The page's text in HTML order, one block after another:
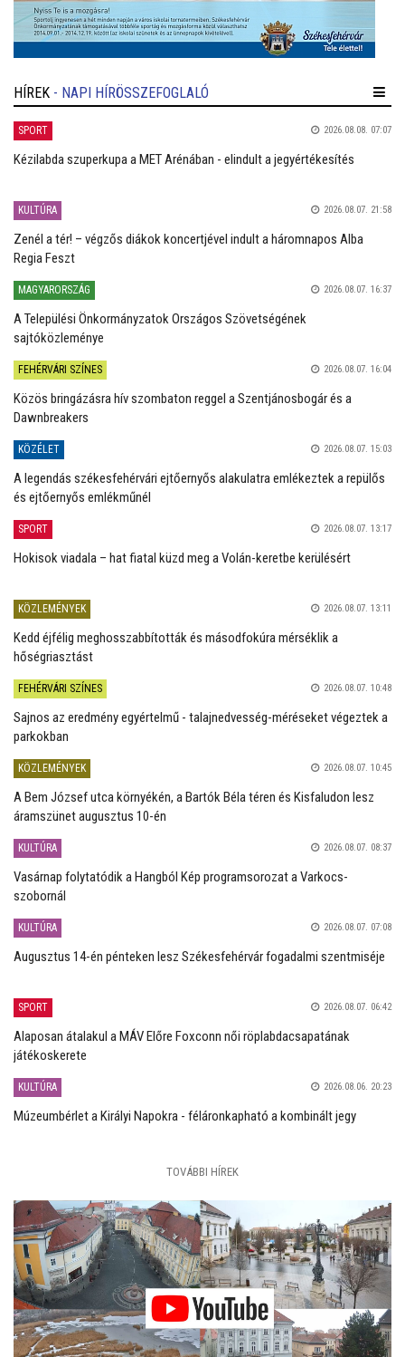
HÍREK - NAPI HÍRÖSSZEFOGLALÓ
SPORT 2026.08.08. 07:07
Kézilabda szuperkupa a MET Arénában - elindult a jegyértékesítés
KULTÚRA 2026.08.07. 21:58
Zenél a tér! – végzős diákok koncertjével indult a háromnapos Alba
Regia Feszt
MAGYARORSZÁG 2026.08.07. 16:37
A Települési Önkormányzatok Országos Szövetségének
sajtóközleménye
FEHÉRVÁRI SZÍNES 2026.08.07. 16:04
Közös bringázásra hív szombaton reggel a Szentjánosbogár és a
Dawnbreakers
KÖZÉLET 2026.08.07. 15:03
A legendás székesfehérvári ejtőernyős alakulatra emlékeztek a repülős
és ejtőernyős emlékműnél
SPORT 2026.08.07. 13:17
Hokisok viadala – hat fiatal küzd meg a Volán-keretbe kerülésért
KÖZLEMÉNYEK 2026.08.07. 13:11
Kedd éjfélig meghosszabbították és másodfokúra mérséklik a
hőségriasztást
FEHÉRVÁRI SZÍNES 2026.08.07. 10:48
Sajnos az eredmény egyértelmű - talajnedvesség-méréseket végeztek a
parkokban
KÖZLEMÉNYEK 2026.08.07. 10:45
A Bem József utca környékén, a Bartók Béla téren és Kisfaludon lesz
áramszünet augusztus 10-én
KULTÚRA 2026.08.07. 08:37
Vasárnap folytatódik a Hangból Kép programsorozat a Varkocs-
szobornál
KULTÚRA 2026.08.07. 07:08
Augusztus 14-én pénteken lesz Székesfehérvár fogadalmi szentmiséje
SPORT 2026.08.07. 06:42
Alaposan átalakul a MÁV Előre Foxconn női röplabdacsapatának
játékoskerete
KULTÚRA 2026.08.06. 20:23
Múzeumbérlet a Királyi Napokra - féláronkapható a kombinált jegy
TOVÁBBI HÍREK